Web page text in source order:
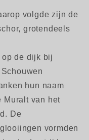
volgde zijn de
grotendeels
op de dijk bij
hun naam
Muralt van het
De
vormden